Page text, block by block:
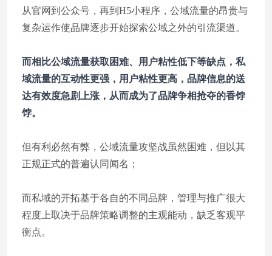
从官网到公众号，再到H5小程序，公域流量的昂贵与
复杂运作使品牌逐步开始探索公域之外的引流渠道。
而相比公域流量获取困难、用户粘性低下等缺点，私
域流量的互动性更强，用户粘性更高，品牌信息的送
达有效度急剧上涨，从而成为了品牌争相抢夺的香饽
饽。
但有利必然有弊，公域流量攻坚战虽然困难，但以其
正规正式的普遍认同闻名；
而私域的开拓基于各自的不同品牌，管理与推广很大
程度上取决于品牌策略调整的主观能动，缺乏客观平
衡点。